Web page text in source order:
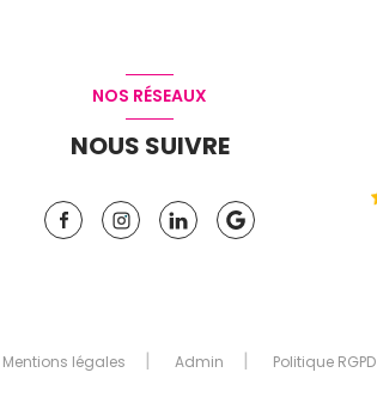
NOS RÉSEAUX
NOUS SUIVRE
Mentions légales Admin Politique RGPD